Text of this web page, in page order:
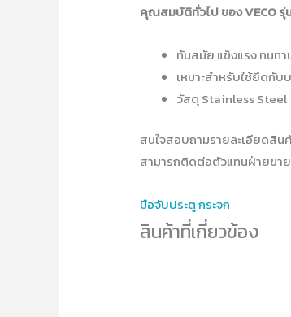
คุณสมบัติทั่วไป ของ VECO รุ่
ทันสมัย แข็งแรง ทนทา
เหมาะสำหรับใช้ยึดกับ
วัสดุ Stainless Steel
สนใจสอบถามรายละเอียดสิน
สามารถติดต่อตัวแทนฝ่ายขา
มือจับประตู กระจก
สินค้าที่เกี่ยวข้อง